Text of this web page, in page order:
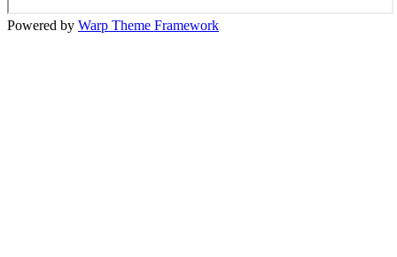
Powered by Warp Theme Framework